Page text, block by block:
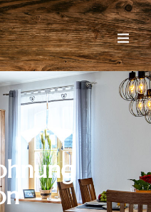
h nung
n